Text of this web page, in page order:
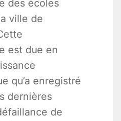
des écoles
ville de
est due en
qu’a enregistré
dernières
de